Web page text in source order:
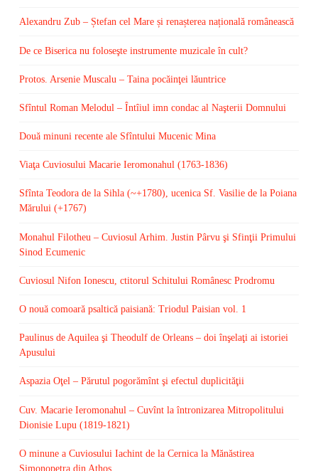
Alexandru Zub – Ștefan cel Mare și renașterea națională românească
De ce Biserica nu foloseşte instrumente muzicale în cult?
Protos. Arsenie Muscalu – Taina pocăinţei lăuntrice
Sfîntul Roman Melodul – Întîiul imn condac al Naşterii Domnului
Două minuni recente ale Sfîntului Mucenic Mina
Viaţa Cuviosului Macarie Ieromonahul (1763-1836)
Sfînta Teodora de la Sihla (~+1780), ucenica Sf. Vasilie de la Poiana
Mărului (+1767)
Monahul Filotheu – Cuviosul Arhim. Justin Pârvu şi Sfinţii Primului
Sinod Ecumenic
Cuviosul Nifon Ionescu, ctitorul Schitului Românesc Prodromu
O nouă comoară psaltică paisiană: Triodul Paisian vol. 1
Paulinus de Aquilea şi Theodulf de Orleans – doi înşelaţi ai istoriei
Apusului
Aspazia Oţel – Părutul pogorămînt şi efectul duplicităţii
Cuv. Macarie Ieromonahul – Cuvînt la întronizarea Mitropolitului
Dionisie Lupu (1819-1821)
O minune a Cuviosului Iachint de la Cernica la Mănăstirea
Simonopetra din Athos